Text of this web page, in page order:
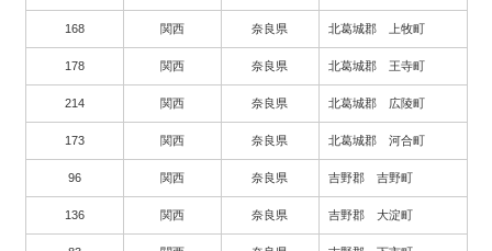
168 関西 奈良県 北葛城郡 上牧町
178 関西 奈良県 北葛城郡 王寺町
214 関西 奈良県 北葛城郡 広陵町
173 関西 奈良県 北葛城郡 河合町
96 関西 奈良県 吉野郡 吉野町
136 関西 奈良県 吉野郡 大淀町